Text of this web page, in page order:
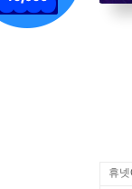
휴